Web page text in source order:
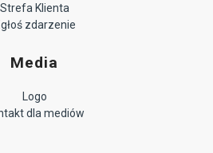
Strefa Klienta
zdarzenie
Media
Logo
dla mediów